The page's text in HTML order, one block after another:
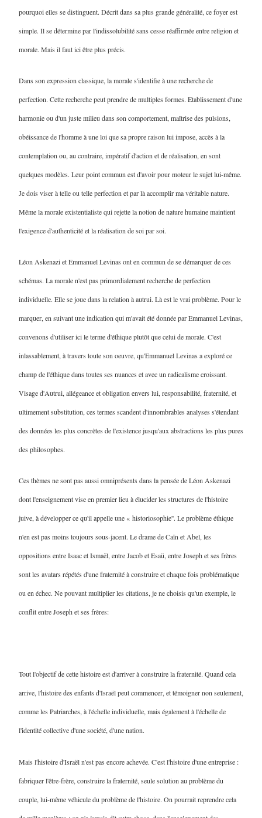
pourquoi elles se distinguent. Décrit dans sa plus grande généralité, ce foyer est
simple. Il se détermine par l'indissolubilité sans cesse réaffirmée entre religion et
morale. Mais il faut ici être plus précis.
Dans son expression classique, la morale s'identifie à une recherche de
perfection. Cette recherche peut prendre de multiples formes. Etablissement d'une
harmonie ou d'un juste milieu dans son comportement, maîtrise des pulsions,
obéissance de l'homme à une loi que sa propre raison lui impose, accès à la
contemplation ou, au contraire, impératif d'action et de réalisation, en sont
quelques modèles. Leur point commun est d'avoir pour moteur le sujet lui-même.
Je dois viser à telle ou telle perfection et par là accomplir ma véritable nature.
Même la morale existentialiste qui rejette la notion de nature humaine maintient
l'exigence d'authenticité et la réalisation de soi par soi.
Léon Askenazi et Emmanuel Levinas ont en commun de se démarquer de ces
schémas. La morale n'est pas primordialement recherche de perfection
individuelle. Elle se joue dans la relation à autrui. Là est le vrai problème. Pour le
marquer, en suivant une indication qui m'avait été donnée par Emmanuel Levinas,
convenons d'utiliser ici le terme d'éthique plutôt que celui de morale. C'est
inlassablement, à travers toute son oeuvre, qu'Emmanuel Levinas a exploré ce
champ de l'éthique dans toutes ses nuances et avec un radicalisme croissant.
Visage d'Autrui, allégeance et obligation envers lui, responsabilité, fraternité, et
ultimement substitution, ces termes scandent d'innombrables analyses s'étendant
des données les plus concrètes de l'existence jusqu'aux abstractions les plus pures
des philosophes.
Ces thèmes ne sont pas aussi omniprésents dans la pensée de Léon Askenazi
dont l'enseignement vise en premier lieu à élucider les structures de l'histoire
juive, à développer ce qu'il appelle une « historiosophie''. Le problème éthique
n'en est pas moins toujours sous-jacent. Le drame de Caïn et Abel, les
oppositions entre Isaac et Ismaël, entre Jacob et Esaü, entre Joseph et ses frères
sont les avatars répétés d'une fraternité à construire et chaque fois problématique
ou en échec. Ne pouvant multiplier les citations, je ne choisis qu'un exemple, le
conflit entre Joseph et ses frères:
Tout l'objectif de cette histoire est d'arriver à construire la fraternité. Quand cela
arrive, l'histoire des enfants d'Israël peut commencer, et témoigner non seulement,
comme les Patriarches, à l'échelle individuelle, mais également à l'échelle de
l'identité collective d'une société, d'une nation.
Mais l'histoire d'Israël n'est pas encore achevée. C'est l'histoire d'une entreprise :
fabriquer l'être-frère, construire la fraternité, seule solution au problème du
couple, lui-même véhicule du problème de l'histoire. On pourrait reprendre cela